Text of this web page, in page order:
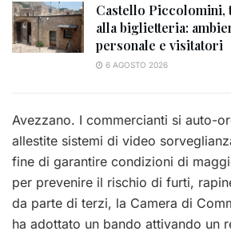
Castello Piccolomini,
alla biglietteria:
personale e visitatori
6 AGOSTO 2026
Avezzano. I commercianti si auto-
allestite sistemi di video
fine di garantire condizioni di
per prevenire il rischio di furti,
da parte di terzi, la Camera di
ha adottato un bando attivando un